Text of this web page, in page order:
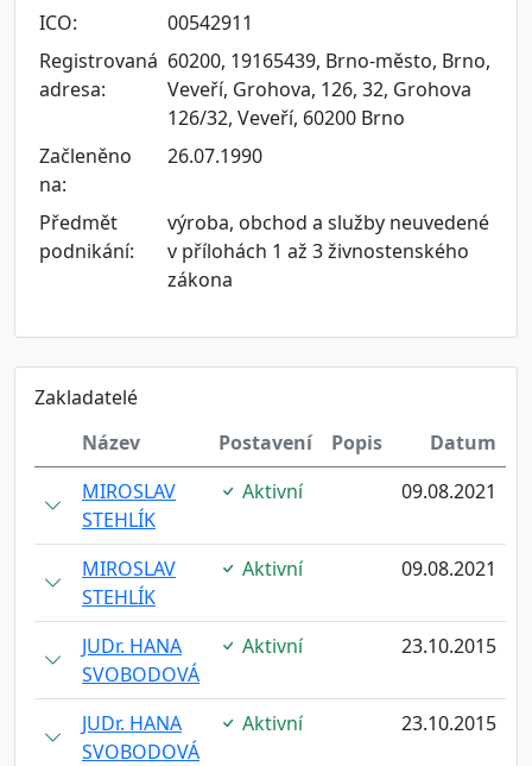
ICO:
00542911
Registrovaná
adresa:
60200, 19165439, Brno-město, Brno,
Veveří, Grohova, 126, 32, Grohova
126/32, Veveří, 60200 Brno
Začleněno
na:
26.07.1990
Předmět
podnikání:
výroba, obchod a služby neuvedené
v přílohách 1 až 3 živnostenského
zákona
Zakladatelé
Název
Postavení Popis
Datum
MIROSLAV
STEHLÍK
Aktivní 09.08.2021
MIROSLAV
STEHLÍK
Aktivní 09.08.2021
JUDr. HANA
SVOBODOVÁ
Aktivní 23.10.2015
JUDr. HANA
SVOBODOVÁ
Aktivní 23.10.2015